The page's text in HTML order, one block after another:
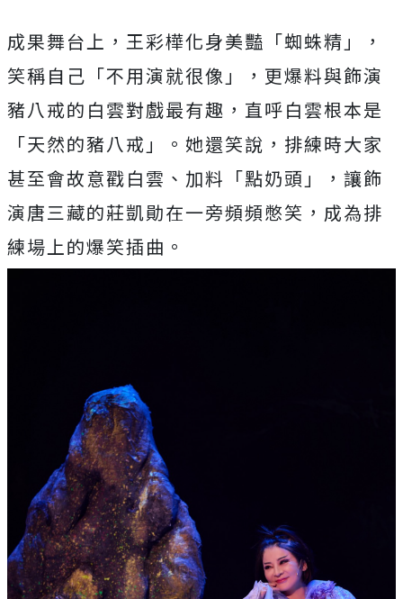
成果舞台上，王彩樺化身美豔「蜘蛛精」，
笑稱自己「不用演就很像」，更爆料與飾演
豬八戒的白雲對戲最有趣， 直呼白雲根本是
「天然的豬八戒」。她還笑說， 排練時大家
甚至會故意戳白雲、加料「點奶頭」， 讓飾
演唐三藏的莊凱勛在一旁頻頻憋笑，成為排
練場上的爆笑插曲。